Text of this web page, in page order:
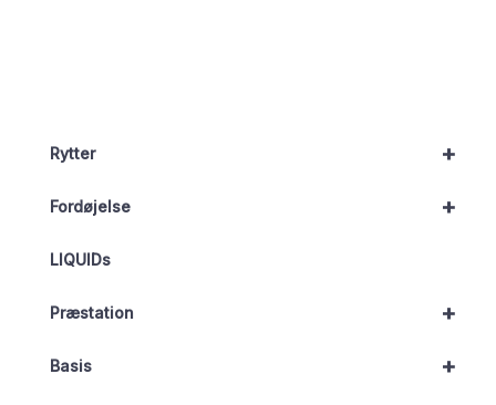
+
Rytter
+
Fordøjelse
LIQUIDs
+
Præstation
+
Basis